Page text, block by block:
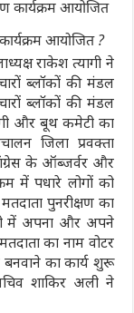
आयोजित ?
राकेश त्यागी ने
ब्लॉकों की मंडल
ब्लॉकों की मंडल
और बूथ कमेटी का
जिला प्रवक्ता
के ऑब्जर्वर और
में पधारे लोगों को
पुनरीक्षण का
में अपना और अपने
का नाम वोटर
बनवाने का कार्य शुरू
शाकिर अली ने